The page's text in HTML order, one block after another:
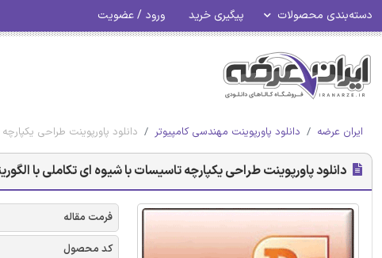
دسته‌بندی محصولات پیگیری خرید ورود / عضویت
ایران عرضه دانلود پاورپوینت مهندسی کامپیوتر دانلود پاورپوینت طراحی
دانلود پاورپوینت طراحی یکپارچه تاسیسات با شیوه ای تکاملی با
فرمت مقاله
کد محصول